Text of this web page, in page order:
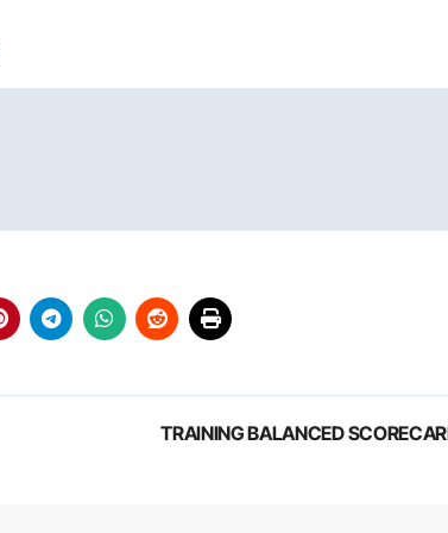
TRAINING BALANCED